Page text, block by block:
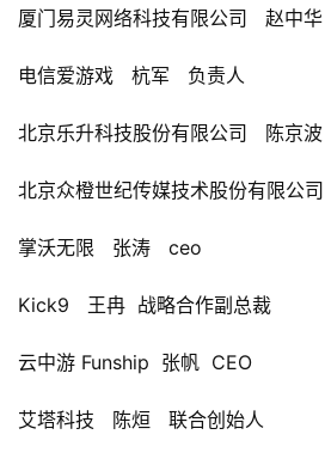
厦门易灵网络科技有限公司 赵中
电信爱游戏 杭军 负责人
北京乐升科技股份有限公司 陈京
北京众橙世纪传媒技术股份有限公
掌沃无限 张涛 ceo
Kick9 王冉 战略合作副总裁
云中游 Funship 张帆 CEO
艾塔科技 陈烜   联合创始人